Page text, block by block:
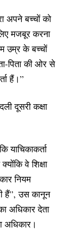
अपने बच्चों को
मजबूर करना
उम्र के बच्चों
पिता की ओर से
हैं।”
दूसरी कक्षा
याचिकाकर्ता
वे शिक्षा
नियम
हैं”, उस कानून
अधिकार देता
अधिकार।